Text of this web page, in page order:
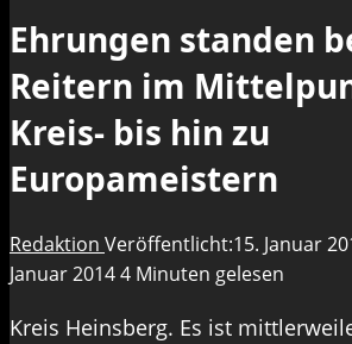
Ehrungen standen
Reitern im
Kreis- bis hin zu
Europameistern
Redaktion Veröffentlicht:15. Januar
Januar 20144 Minuten gelesen
Kreis Heinsberg. Es ist